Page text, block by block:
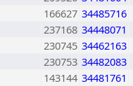
166627 34485716
237168 34448071
230745 34462163
230753 34482083
143144 34481761